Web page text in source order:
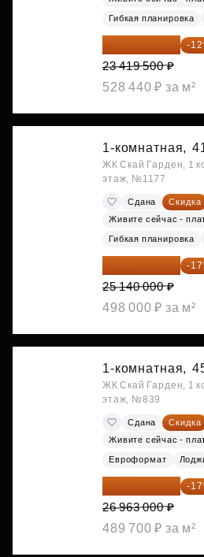
Гибкая планировка
20 609 160 ₽ -
23 419 500 ₽
528 440 ₽ за м²
1-комнатная,
ЖК Скай Гарден, 1
этаж, №1177
Сдана Скидка
Живите сейчас -
Гибкая планировка
20 866 200 ₽ -
25 140 000 ₽
498 000 ₽ за м²
1-комнатная,
ЖК Скай Гарден, 1
этаж, №839
Сдана Скидка
Живите сейчас -
Евроформат
22 379 290 ₽ -
26 963 000 ₽
489 700 ₽ за м²